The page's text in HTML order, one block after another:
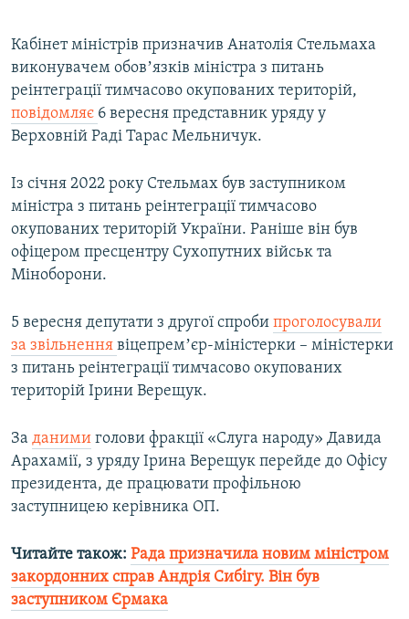
КТАТ
ДОЛУЧАЙСЯ!
Усі сайти RFE/RL
Кабінет міністрів призначив Анатолія Стельмаха
виконувачем обовʼязків міністра з питань
реінтеграції тимчасово окупованих територій,
повідомляє 6 вересня представник уряду у
Верховній Раді Тарас Мельничук.
Із січня 2022 року Стельмах був заступником
міністра з питань реінтеграції тимчасово
окупованих територій України. Раніше він був
офіцером пресцентру Сухопутних військ та
Міноборони.
5 вересня депутати з другої спроби проголосували
за звільнення віцепремʼєр-міністерки – міністерки
з питань реінтеграції тимчасово окупованих
територій Ірини Верещук.
За даними голови фракції «Слуга народу» Давида
Арахамії, з уряду Ірина Верещук перейде до Офісу
президента, де працювати профільною
заступницею керівника ОП.
Читайте також: Рада призначила новим міністром
закордонних справ Андрія Сибігу. Він був
заступником Єрмака